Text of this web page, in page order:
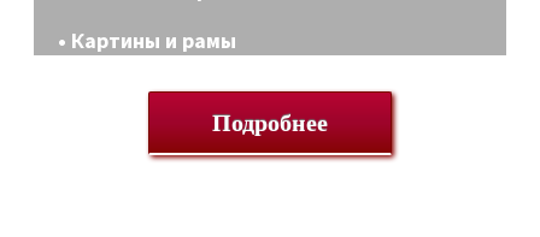
• Картины и рамы
Подробнее